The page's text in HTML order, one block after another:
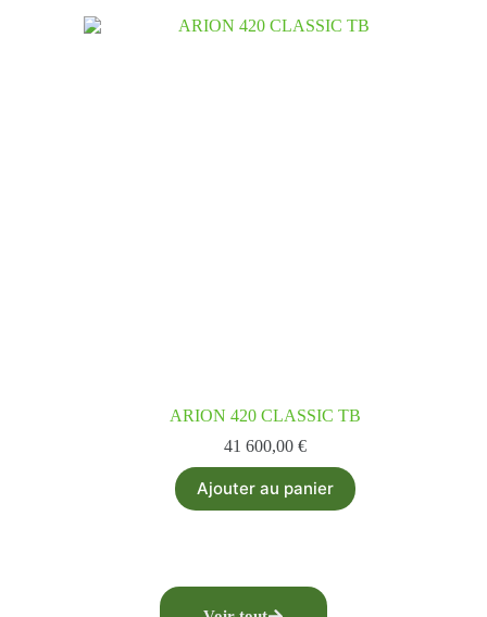
ARION 420 CLASSIC TB
41 600,00 €
Ajouter au panier